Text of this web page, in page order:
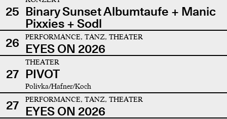
25 Binary Sunset Albumtaufe + Manic
Pixxies + Sodl
26
PERFORMANCE, TANZ, THEATER
EYES ON 2026
27
THEATER
PIVOT
Polivka/Hafner/Koch
27 PERFORMANCE, TANZ, THEATER
EYES ON 2026